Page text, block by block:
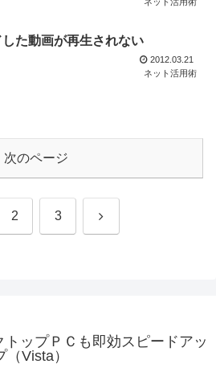
た動画が再生されない
2012.03.21
ネット活用術
次のページ
2 3 次
トップＰＣも即効スピードアッ
（Vista）